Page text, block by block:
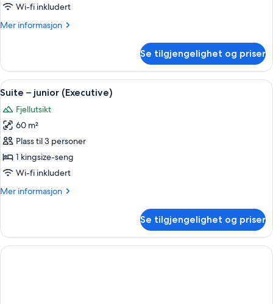
exclusive
Wi-fi inkludert
Mer informasjon
Mer
–
exclusive
Se tilgjengelighet og priser
Åpne
alle
bildene
av
Suite
–
junior
Suite – junior (Executive) |
21
Suite – junior (Executive)
Fjellutsikt
60 m²
Plass til 3 personer
1 kingsize-seng
Wi-fi inkludert
Mer informasjon
Mer
–
junior
(Executive)
Se tilgjengelighet og priser